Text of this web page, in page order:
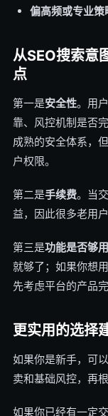
偏高频或专业策
从SEO搜索意
点
第一是安全性。用
靠、风控机制是否
成熟的安全体系，
户权限。
第二是手续费。当
益，因此很多老用
第三是功能是否够用
就够了；如果你想
先考虑平台的产品完
更实用的选择
如果你是新手，可
卖和基础风控，再
如果你已经有一定